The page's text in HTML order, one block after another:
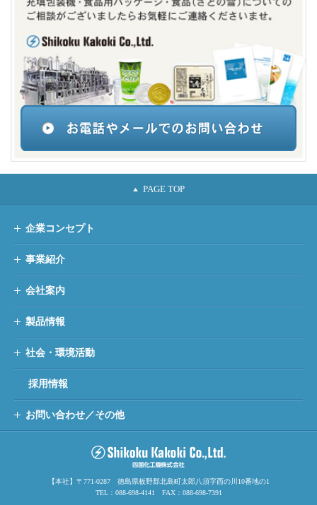
企業コンセプト
事業紹介
会社案内
製品情報
社会・環境活動
採用情報
お問い合わせ／その他
【本社】〒771-0287 徳島県板野郡北島町太郎八須字西の川10番地の1
TEL：088-698-4141 FAX：088-698-7391